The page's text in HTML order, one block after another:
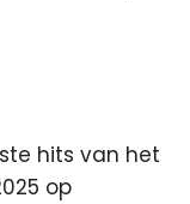
hits van het
op